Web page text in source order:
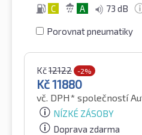
C A 73 dB
Porovnat pneumatiky
Kč12122 -2%
Kč11880
vč. DPH* společností
NÍZKÉ ZÁSOBY
Doprava zdarma